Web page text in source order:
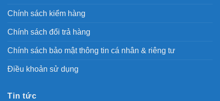
Chính sách kiểm hàng
Chính sách đổi trả hàng
Chính sách bảo mật thông tin cá nhân & riêng tư
Điều khoản sử dụng
Tin tức